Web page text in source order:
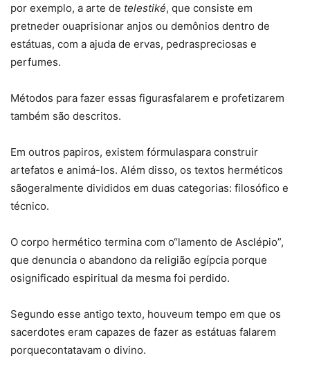
por exemplo, a arte de telestiké, que consiste em
pretneder ouaprisionar anjos ou demônios dentro de
estátuas, com a ajuda de ervas, pedraspreciosas e
perfumes.
Métodos para fazer essas figurasfalarem e profetizarem
também são descritos.
Em outros papiros, existem fórmulaspara construir
artefatos e animá-los. Além disso, os textos herméticos
sãogeralmente divididos em duas categorias: filosófico e
técnico.
O corpo hermético termina com o“lamento de Asclépio”,
que denuncia o abandono da religião egípcia porque
osignificado espiritual da mesma foi perdido.
Segundo esse antigo texto, houveum tempo em que os
sacerdotes eram capazes de fazer as estátuas falarem
porquecontatavam o divino.